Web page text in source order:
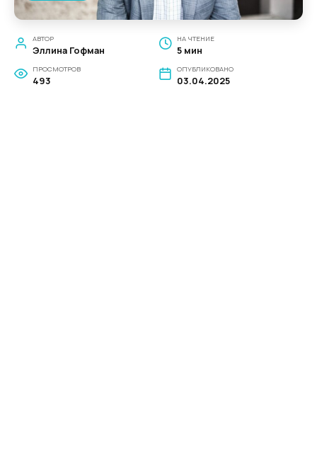
АВТОР
Эллина Гофман
НА ЧТЕНИЕ
5 мин
ПРОСМОТРОВ
493
ОПУБЛИКОВАНО
03.04.2025